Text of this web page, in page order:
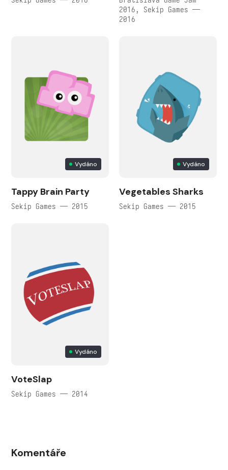
2016, Sekip Games —
2016
Vydáno
Tappy Brain Party
Sekip Games — 2015
Vydáno
Vegetables Sharks
Sekip Games — 2015
Vydáno
VoteSlap
Sekip Games — 2014
Komentáře